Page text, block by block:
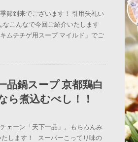
節到来でございます！ 引用失礼い
こんなで今回ご紹介いたします
ムチチゲ用スープ マイルド」でご
品鍋スープ 京都鶏白
ら煮込むべし！！
ェーン「天下一品」。もちろんみ
します！ スーパーこってり味の